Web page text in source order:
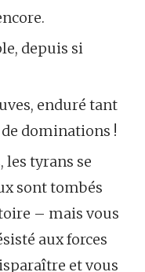
depuis si
enduré tant
dominations !
les tyrans se
sont tombés
– mais vous
aux forces
et vous